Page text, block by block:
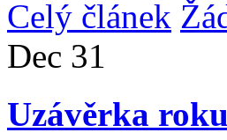
Celý článek
Dec 31
Uzávěrka